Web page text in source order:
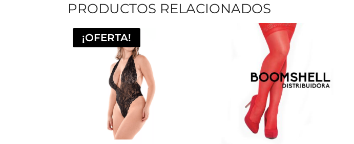
PRODUCTOS RELACIONADOS
¡OFERTA!